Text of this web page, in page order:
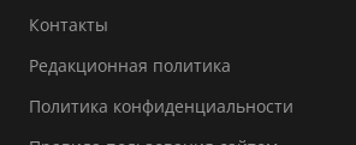
Контакты
Редакционная политика
Политика конфиденциальности